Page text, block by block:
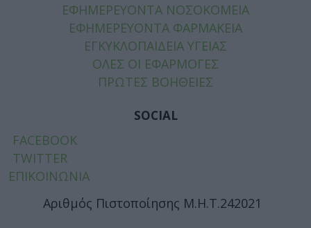
ΕΦΗΜΕΡΕΥΟΝΤΑ ΝΟΣΟΚΟΜΕΙΑ
ΕΦΗΜΕΡΕΥΟΝΤΑ ΦΑΡΜΑΚΕΙΑ
ΕΓΚΥΚΛΟΠΑΙΔΕΙΑ ΥΓΕΙΑΣ
ΟΛΕΣ ΟΙ ΕΦΑΡΜΟΓΕΣ
ΠΡΩΤΕΣ ΒΟΗΘΕΙΕΣ
SOCIAL
FACEBOOK
TWITTER
ΕΠΙΚΟΙΝΩΝΙΑ
Αριθμός Πιστοποίησης Μ.Η.Τ.242021